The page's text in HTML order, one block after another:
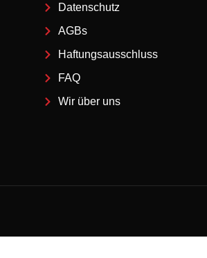
Datenschutz
AGBs
Haftungsausschluss
FAQ
Wir über uns